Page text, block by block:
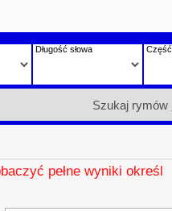
Długość słowa
Szukaj rymów
pełne wyniki określ